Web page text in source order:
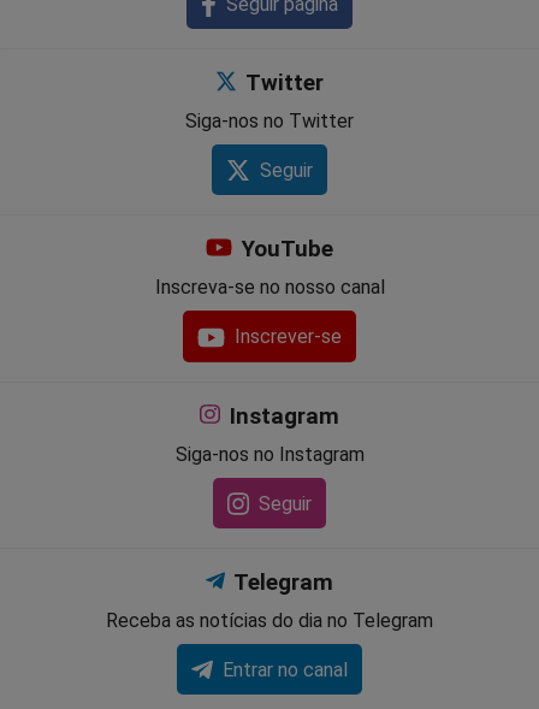
Twitter
Siga-nos no Twitter
Seguir
YouTube
Inscreva-se no nosso canal
Inscrever-se
Instagram
Siga-nos no Instagram
Seguir
Telegram
Receba as notícias do dia no Telegram
Entrar no canal